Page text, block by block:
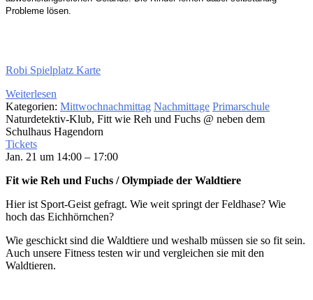
Probleme lösen.
Robi Spielplatz Karte
Weiterlesen
Kategorien: Mittwochnachmittag Nachmittage Primarschule
Naturdetektiv-Klub, Fitt wie Reh und Fuchs @ neben dem
Schulhaus Hagendorn
Tickets
Jan. 21 um 14:00 – 17:00
Fit wie Reh und Fuchs / Olympiade der Waldtiere
Hier ist Sport-Geist gefragt. Wie weit springt der Feldhase? Wie
hoch das Eichhörnchen?
Wie geschickt sind die Waldtiere und weshalb müssen sie so fit sein.
Auch unsere Fitness testen wir und vergleichen sie mit den
Waldtieren.